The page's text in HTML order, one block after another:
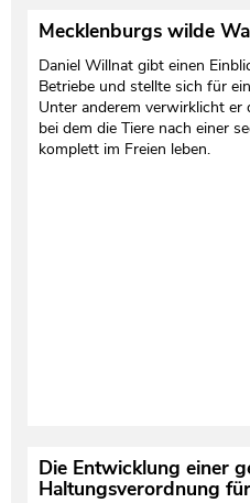
Mecklenburgs wilde
Daniel Willnat gibt einen
Betriebe und stellte sich für
Unter anderem verwirklicht er
bei dem die Tiere nach einer
komplett im Freien leben.
Die Entwicklung einer
Haltungsverordnung